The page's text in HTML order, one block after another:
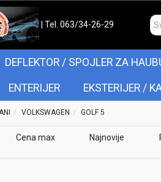
| Tel. 063/34-26-29
DEFLEKTOR / SPOJLER ZA
ENTERIJER EKSTERIJER /
VOLKSWAGEN GOLF 5
Cena max Najnovije